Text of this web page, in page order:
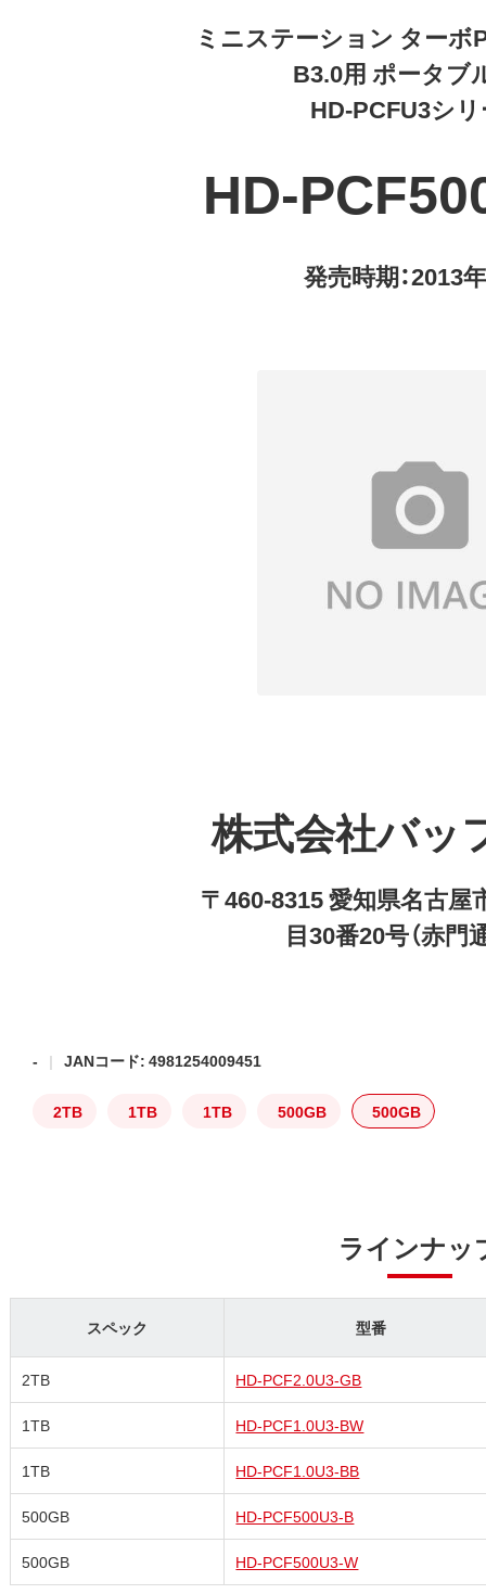
ミニステーション ターボ
B3.0用 ポータブ
HD-PCFU3シ
HD-
発売時期：2013
株式会社バッ
〒460-8315 愛知県名古屋
目30番20号（赤門
- JANコード: 4981254009451
2TB 1TB 1TB 500GB 500GB
ラインナッ
スペック 型番
2TB HD-PCF2.0U3-GB
1TB HD-PCF1.0U3-BW
1TB HD-PCF1.0U3-BB
500GB HD-PCF500U3-B
500GB HD-PCF500U3-W